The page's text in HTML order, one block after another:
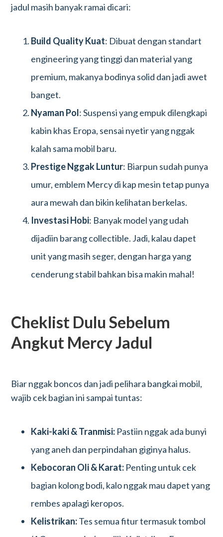
jadul masih banyak ramai dicari:
Build Quality Kuat: Dibuat dengan standart
engineering yang tinggi dan material yang
premium, makanya bodinya solid dan jadi awet
banget.
Nyaman Pol: Suspensi yang empuk dilengkapi
kabin khas Eropa, sensai nyetir yang nggak
kalah sama mobil baru.
Prestige Nggak Luntur: Biarpun sudah punya
umur, emblem Mercy di kap mesin tetap punya
aura mewah dan bikin kelihatan berkelas.
Investasi Hobi: Banyak model yang udah
dijadiin barang collectible. Jadi, kalau dapet
unit yang masih seger, dengan harga yang
cenderung stabil bahkan bisa makin mahal!
Cheklist Dulu Sebelum
Angkut Mercy Jadul
Biar nggak boncos dan jadi pelihara bangkai mobil,
wajib cek bagian ini sampai tuntas:
Kaki-kaki & Tranmisi: Pastiin nggak ada bunyi
yang aneh dan perpindahan giginya halus.
Kebocoran Oli & Karat: Penting untuk cek
bagian kolong bodi, kalo nggak mau dapet yang
rembes apalagi keropos.
Kelistrikan:Tes semua fitur termasuk tombol